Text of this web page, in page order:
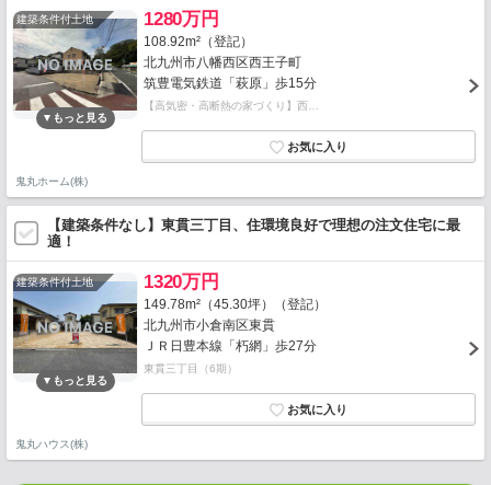
建築条件付土地 1280万円
108.92m²（登記）
北九州市八幡西区西王子町
筑豊電気鉄道「萩原」歩15分
【高気密・高断熱の家づくり】西…
鬼丸ホーム(株)
【建築条件なし】東貫三丁目、住環境良好で理想の注文住宅に最
適！
建築条件付土地 1320万円
149.78m²（45.30坪）（登記）
北九州市小倉南区東貫
ＪＲ日豊本線「朽網」歩27分
東貫三丁目（6期）
鬼丸ハウス(株)